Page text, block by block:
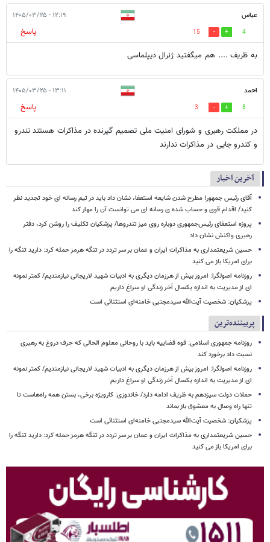
عباس ۱۲:۱۹ - ۱۴۰۵/۰۳/۲۵
4
15
پاسخ
به ظریف .... هم میگفتید ژنرال دیپلماسی
احمد ۱۳:۱۱ - ۱۴۰۵/۰۳/۲۵
8
3
پاسخ
در مملکت رهبری و شورای امنیت ملی تصمیم گیرنده در مذاکرات هستند تندرو
و کندرو جایی در مذاکرات ندارند
آخرین اخبار
آقای رئیس جمهور! مطرح شدن شایعه استعفا، نشان داد باید در تیم رسانه ای خود تجدید نظر
کنید/ اقدام قوی و حساب شده ی رسانه ای می توانست آن را مهار کند
پروژه استعفای رئیس‌جمهوری دوباره روی میز تندروها/ پزشکیان تکلیف را روشن کرد، دفتر
رهبری واکنش نشان داد
حسین شریعتمداری به مذاکرات ایران و عمان بر سر تردد در تنگه هرمز حمله کرد: دارید تنگه را
برای امریکا باز می کنید
روزنامه اصولگرا: امروز بیش از هرزمان دیگری به ادبیات شهید لاریجانی نیازمندیم/ کمتر نمونه
ای از مدیریت به اندازه یکسال آخر زندگی او سراغ داریم
پزشکیان: شخصیت آیت‌الله سیدمجتبی خامنه‌ای استثنائی است
پربیننده‌ترین
روزنامه جمهوری اسلامی: قوه قضاییه باید با روحانی معلوم الحالی که حرف دروغ به رهبری
نسبت داد برخورد کند
روزنامه اصولگرا: امروز بیش از هرزمان دیگری به ادبیات شهید لاریجانی نیازمندیم/ کمتر نمونه
ای از مدیریت به اندازه یکسال آخر زندگی او سراغ داریم
حملات دولت سیزدهم به ظریف ادامه دارد/ خاندوزی: کارویژه برخی، بستن همه راه‌هاست تا
تنها راه وصال به معشوق باز بماند
پزشکیان: شخصیت آیت‌الله سیدمجتبی خامنه‌ای استثنائی است
حسین شریعتمداری به مذاکرات ایران و عمان بر سر تردد در تنگه هرمز حمله کرد: دارید تنگه را
برای امریکا باز می کنید